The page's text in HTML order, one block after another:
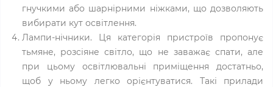
гнучкими або шарнірними ніжками, що дозволяють
вибирати кут освітлення.
Лампи-нічники. Ця категорія пристроїв пропонує
тьмяне, розсіяне світло, що не заважає спати, але
при цьому освітлювальні приміщення достатньо,
щоб у ньому легко орієнтуватися. Такі прилади